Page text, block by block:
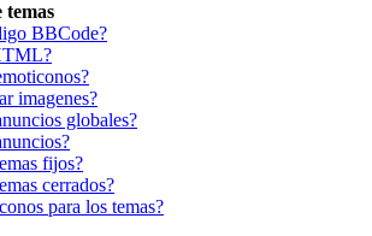
temas
BBCode?
imagenes?
globales?
fijos?
cerrados?
para los temas?